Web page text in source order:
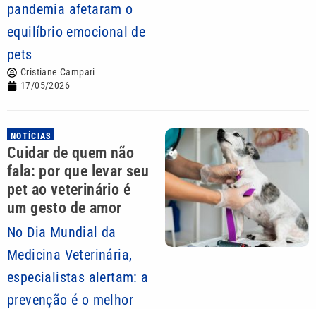
pandemia afetaram o
equilíbrio emocional de
pets
Cristiane Campari
17/05/2026
NOTÍCIAS
Cuidar de quem não
fala: por que levar seu
pet ao veterinário é
um gesto de amor
No Dia Mundial da
Medicina Veterinária,
especialistas alertam: a
prevenção é o melhor